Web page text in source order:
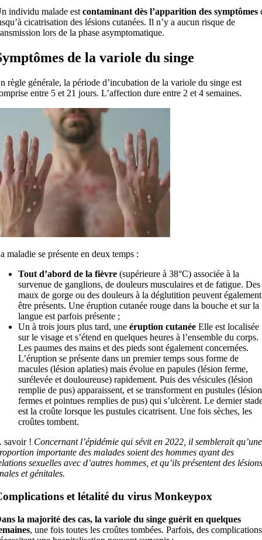
individu malade estcontaminant dès l’apparition des symptômes
cicatrisation des lésions cutanées. Il n’y a aucun risque de
lors de la phase asymptomatique.
de la variole du singe
règle générale, la période d’incubation de la variole du singe est
entre 5 et 21 jours. L’affection dure entre 2 et 4 semaines.
maladie se présente en deux temps :
Tout d’abord de la fièvre(supérieure à 38°C) associée à la
survenue de ganglions, de douleurs musculaires et de fatigue. Des
maux de gorge ou des douleurs à la déglutition peuvent également
être présents. Une éruption cutanée rouge dans la bouche et sur la
langue est parfois présente ;
Un à trois jours plus tard, une éruption cutanéeElle est localisée
sur le visage et s’étend en quelques heures à l’ensemble du corps.
Les paumes des mains et des pieds sont également concernées.
L’éruption se présente dans un premier temps sous forme de
macules (lésion aplaties) mais évolue en papules (lésion ferme,
surélevée et douloureuse) rapidement. Puis des vésicules (lésion
remplie de pus) apparaissent, et se transforment en pustules
fermes et pointues remplies de pus) qui s’ulcèrent. Le dernier
est la croûte lorsque les pustules cicatrisent. Une fois sèches, les
croûtes tombent.
savoir ! Concernant l’épidémie qui sévit en 2022, il semblerait qu’une
importante des malades soient des hommes ayant des
sexuelles avec d’autres hommes, et qu’ils présentent des lésions
et génitales.
et létalité du virus Monkeypox
la majorité des cas, la variole du singe guérit en quelques
, une fois toutes les croûtes tombées. Parfois, des complications